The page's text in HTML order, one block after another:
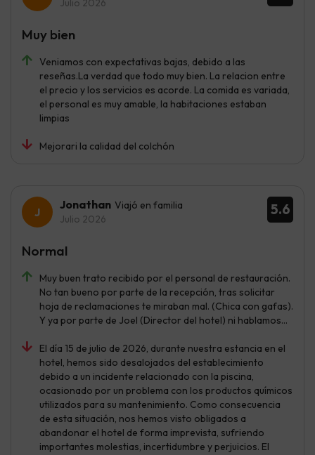
Veniamos con expectativas bajas, debido a las
reseñas.La verdad que todo muy bien. La relacion entre
el precio y los servicios es acorde. La comida es variada,
el personal es muy amable, la habitaciones estaban
limpias
Mejorari la calidad del colchón
Muy bien
5.6
Jonathan Viajó en familia
Julio 2026
Muy buen trato recibido por el personal de restauración.
No tan bueno por parte de la recepción, tras solicitar
hoja de reclamaciones te miraban mal. (Chica con gafas).
Y ya por parte de Joel (Director del hotel) ni hablamos…
El día 15 de julio de 2026, durante nuestra estancia en el
hotel, hemos sido desalojados del establecimiento
debido a un incidente relacionado con la piscina,
ocasionado por un problema con los productos químicos
utilizados para su mantenimiento. Como consecuencia
de esta situación, nos hemos visto obligados a
abandonar el hotel de forma imprevista, sufriendo
importantes molestias, incertidumbre y perjuicios. El
Normal